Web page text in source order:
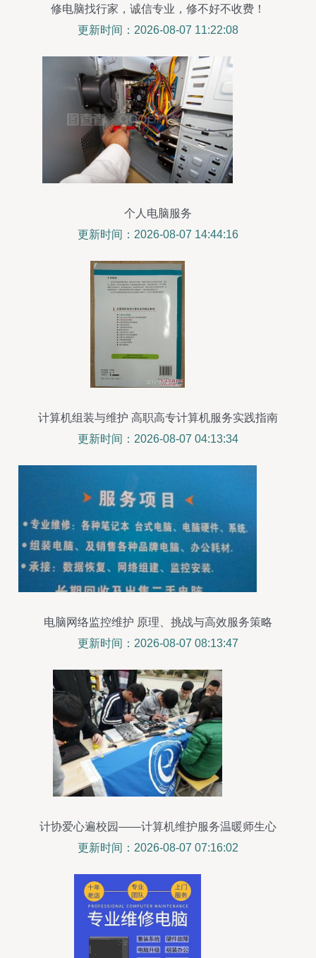
修电脑找行家，诚信专业，修不好不收费！
更新时间：2026-08-07 11:22:08
个人电脑服务
更新时间：2026-08-07 14:44:16
计算机组装与维护 高职高专计算机服务实践指南
更新时间：2026-08-07 04:13:34
电脑网络监控维护 原理、挑战与高效服务策略
更新时间：2026-08-07 08:13:47
计协爱心遍校园——计算机维护服务温暖师生心
更新时间：2026-08-07 07:16:02